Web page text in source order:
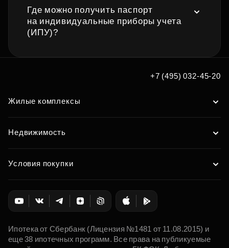
Где можно получить паспорт
на индивидуальные приборы учета
(ИПУ)?
+7 (495) 032-45-20
Жилые комплексы
Недвижимость
Условия покупки
Ипотека от Сбербанк (Лицензия №1481 от 11.08.2015) и
еще 38 ипотечных программ. Все права на публикуемые